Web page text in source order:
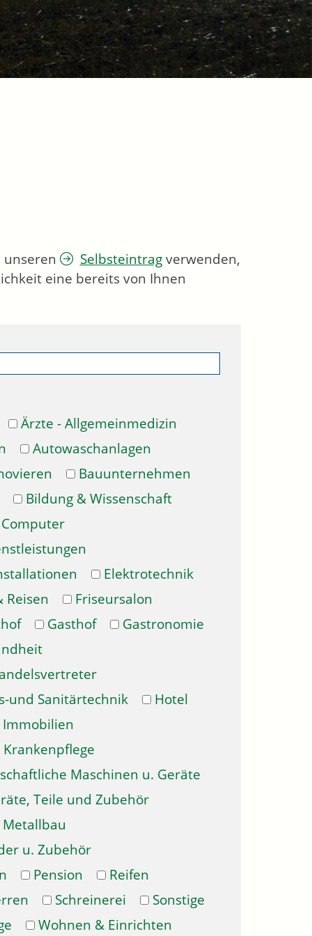
unseren Selbsteintragverwenden,
eine bereits von Ihnen
Ärzte - Allgemeinmedizin
Autowaschanlagen
Bauunternehmen
Bildung & Wissenschaft
Computer
Elektrotechnik
Reisen
Friseursalon
Gasthof
Gastronomie
und Sanitärtechnik
Hotel
Immobilien
Krankenpflege
Maschinen u. Geräte
Teile und Zubehör
Metallbau
u. Zubehör
Pension
Reifen
Schreinerei
Sonstige
Wohnen & Einrichten